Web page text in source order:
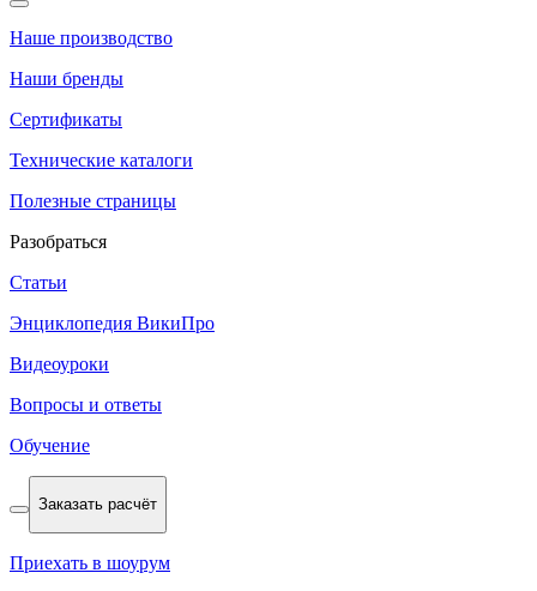
Наше производство
Наши бренды
Сертификаты
Технические каталоги
Полезные страницы
Разобраться
Статьи
Энциклопедия ВикиПро
Видеоуроки
Вопросы и ответы
Обучение
Заказать расчёт
Приехать в шоурум